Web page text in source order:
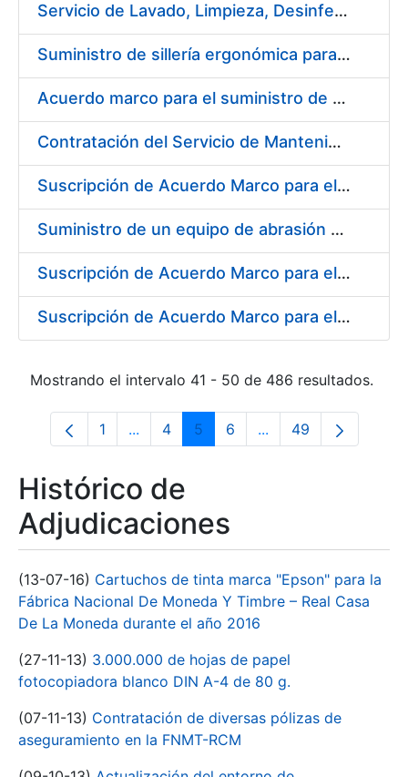
Servicio de Lavado, Limpieza, Desinfección y Descontaminación de la ropa de trabajo del personal de la FNMT-RCM de Madrid
Suministro de sillería ergonómica para la FNMT-RCM
Acuerdo marco para el suministro de material de fontanería y aire acondicionado
Contratación del Servicio de Mantenimiento de Carretillas Transportadoras-elevadoras
Suscripción de Acuerdo Marco para el Suministro de Material de Filtración
Suministro de un equipo de abrasión para ensayos de laboratorio
Suscripción de Acuerdo Marco para el Suministro de Material de Neumática
Suscripción de Acuerdo Marco para el Suministro de Material de Ferretería de la Entidad Pública Empresarial Fábrica Nacional de Moneda y Timbre-Real Casa de la Moneda
Mostrando el intervalo 41 - 50 de 486 resultados.
Página
1 ...Páginas intermedias Use TAB para
Página
4 Página
5 Página
6 ...Páginas intermedias
Página
49
Histórico de
Adjudicaciones
(13-07-16) Cartuchos de tinta marca "Epson" para la
Fábrica Nacional De Moneda Y Timbre – Real Casa
De La Moneda durante el año 2016
(27-11-13) 3.000.000 de hojas de papel
fotocopiadora blanco DIN A-4 de 80 g.
(07-11-13) Contratación de diversas pólizas de
aseguramiento en la FNMT-RCM